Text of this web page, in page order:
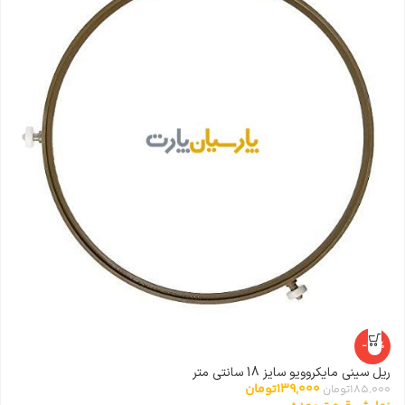
-25%
ریل سینی مایکروویو سایز 18 سانتی متر
185,000تومان 139,000تومان